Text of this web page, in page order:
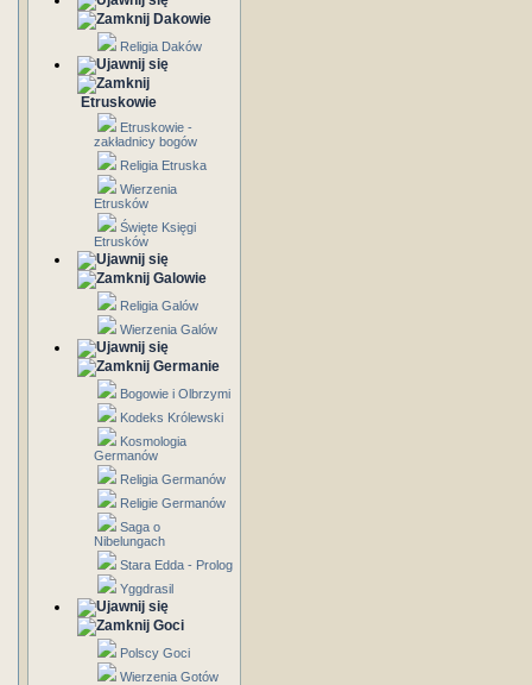
Dakowie
Religia Daków
Etruskowie
Etruskowie -
zakładnicy bogów
Religia Etruska
Wierzenia
Etrusków
Święte Księgi
Etrusków
Galowie
Religia Galów
Wierzenia Galów
Germanie
Bogowie i Olbrzymi
Kodeks Królewski
Kosmologia
Germanów
Religia Germanów
Religie Germanów
Saga o
Nibelungach
Stara Edda - Prolog
Yggdrasil
Goci
Polscy Goci
Wierzenia Gotów